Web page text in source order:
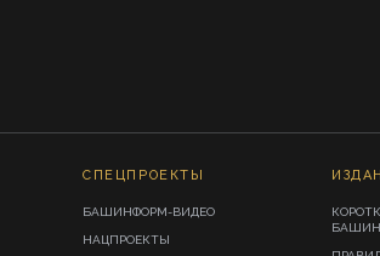
СПЕЦПРОЕКТЫ
БАШИНФОРМ-ВИДЕО
НАЦПРОЕКТЫ